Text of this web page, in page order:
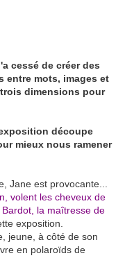
cessé de créer des
entre mots, images et
dimensions pour
découpe
mieux nous ramener
Jane est provocante...
volent les cheveux de
la maîtresse de
exposition.
jeune, à côté de son
en polaroïds de